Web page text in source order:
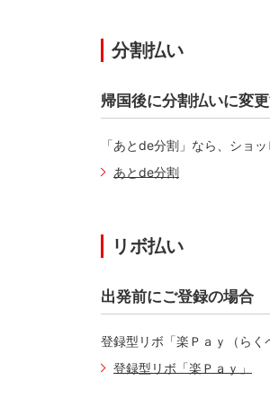
分割払い
帰国後に分割払いに変
「あとde分割」なら、ショ
あとde分割
リボ払い
出発前にご登録の場合
登録型リボ「楽Ｐａｙ（らく
登録型リボ「楽Ｐａｙ」